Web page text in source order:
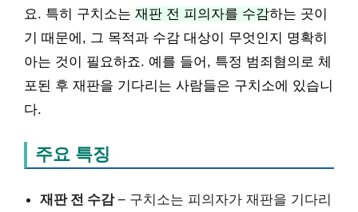
요. 특히 구치소는 재판 전 피의자를 수감하는 곳이
기 때문에, 그 목적과 수감 대상이 무엇인지 명확히
아는 것이 필요하죠. 예를 들어, 특정 범죄혐의로 체
포된 후 재판을 기다리는 사람들은 구치소에 있습니
다.
주요 특징
재판 전 수감– 구치소는 피의자가 재판을 기다리